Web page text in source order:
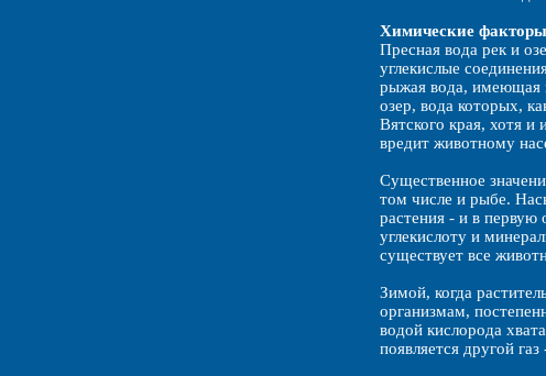
Химические
Пресная вода рек и
углекислые
рыжая вода, имеющая
озер, вода которых,
Вятского края, хотя
вредит животному
Существенное
том числе и рыбе.
растения - и в первую
углекислоту и
существует все
Зимой, когда
организмам,
водой кислорода
появляется другой